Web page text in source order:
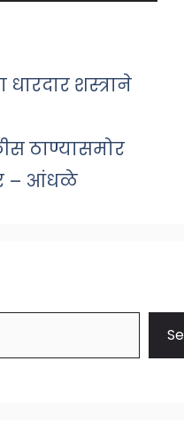
शस्त्राने
ठाण्यासमोर
– आंधळे